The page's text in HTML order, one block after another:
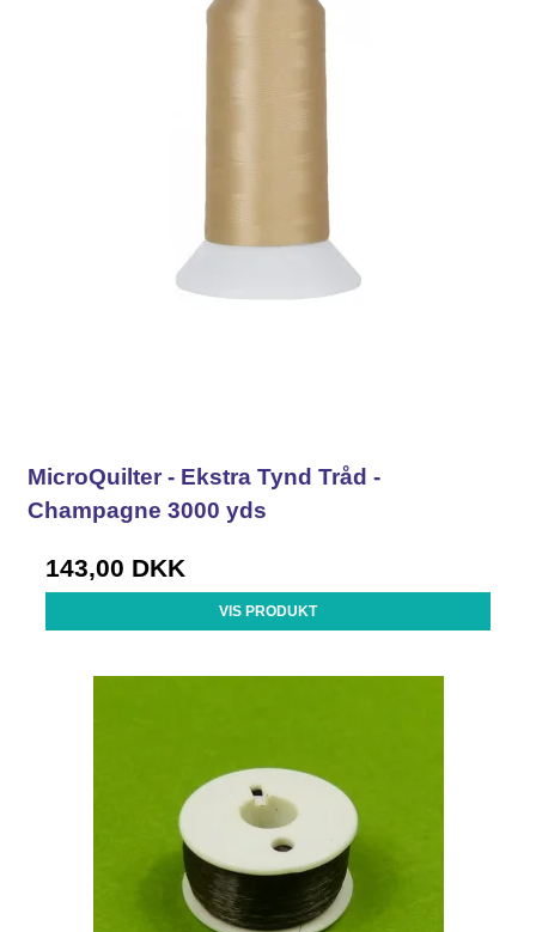
MicroQuilter - Ekstra Tynd Tråd -
Champagne 3000 yds
143,00 DKK
VIS PRODUKT